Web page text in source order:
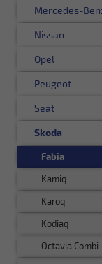
Mercedes-
Nissan
Opel
Peugeot
Seat
Skoda
Fabia
Kamiq
Karoq
Kodiaq
Octavia Combi